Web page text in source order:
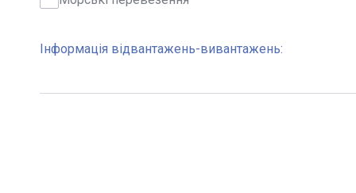
Інформація відвантажень-вивантажень: